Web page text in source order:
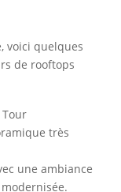
voici quelques
de rooftops
très
une ambiance